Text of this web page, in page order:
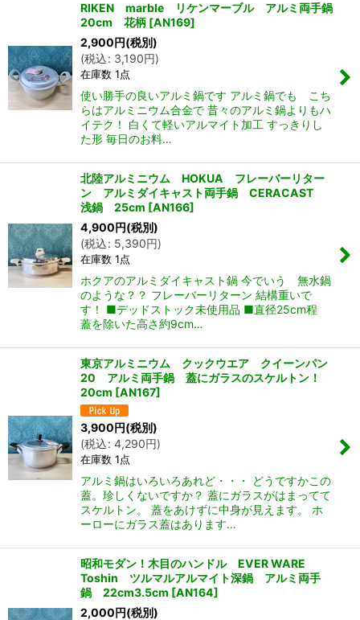
RIKEN marble リケンマーブル アルミ両手鍋
20cm 花柄 [AN169]
2,900円(税別)
(税込: 3,190円)
在庫数 1点
使い勝手の良いアルミ鍋です アルミ鍋でも こち
らはアルミニウム合金で 昔々のアルミ鍋よりもハ
イテク！ 白くて軽いアルマイト加工 すっきりし
た形 毎日のお料…
北陸アルミニウム HOKUA フレーバーリター
ン アルミダイキャスト両手鍋 CERACAST
浅鍋 25cm [AN166]
4,900円(税別)
(税込: 5,390円)
在庫数 1点
ホクアのアルミダイキャスト鍋 今でいう 無水鍋
のような？？ フレーバーリターン 結構重いで
す！ ■デッドストック未使用品 ■直径25cm程
蓋を除いた高さ約9cm…
東京アルミニウム クックウエア クイーンパン
20 アルミ両手鍋 蓋にガラスのスケルトン！
20cm [AN167]
3,900円(税別)
(税込: 4,290円)
在庫数 1点
アルミ鍋はいろいろあれど・・・ どうですかこの
蓋。珍しくないですか？ 蓋にガラスがはまってて
スケルトン。 蓋をあけずに中身が見えます。 ホ
ーローにガラス蓋はあります…
昭和モダン！木目のハンドル EVER WARE
Toshin ツルマルアルマイト深鍋 アルミ両手
鍋 22cm3.5cm [AN164]
2,000円(税別)